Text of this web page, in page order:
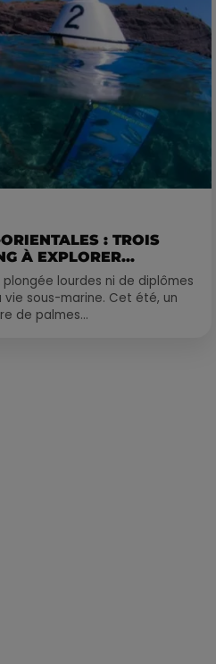
: TROIS
À EXPLORER...
lourdes ni de diplômes
sous-marine. Cet été, un
de palmes...